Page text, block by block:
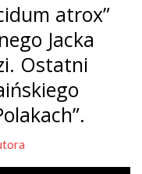
atrox”
Jacka
Ostatni